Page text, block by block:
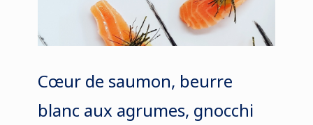
Cœur de saumon, beurre
blanc aux agrumes, gnocchi